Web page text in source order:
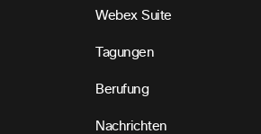
Webex Suite
Tagungen
Berufung
Nachrichten